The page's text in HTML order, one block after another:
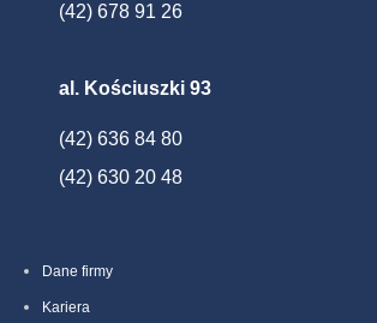
(42) 678 91 26
al. Kościuszki 93
(42) 636 84 80
(42) 630 20 48
Dane firmy
Kariera